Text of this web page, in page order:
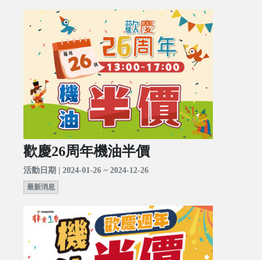
歡慶26周年機油半價
活動日期 | 2024-01-26 ~ 2024-12-26
最新消息